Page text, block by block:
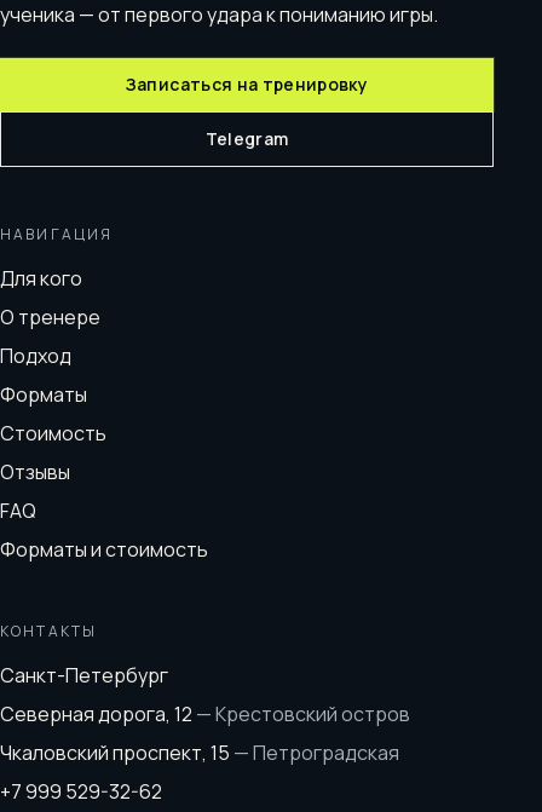
ученика — от первого удара к пониманию игры.
Записаться на тренировку
Telegram
НАВИГАЦИЯ
Для кого
О тренере
Подход
Форматы
Стоимость
Отзывы
FAQ
Форматы и стоимость
КОНТАКТЫ
Санкт-Петербург
Северная дорога, 12 —Крестовский остров
Чкаловский проспект, 15 —Петроградская
+7 999 529-32-62